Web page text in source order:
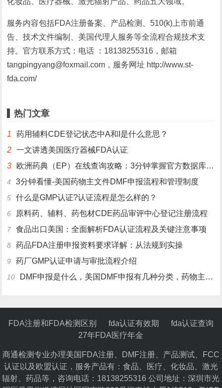
服务内容包括FDA注册备案、产品检测、510(k)上市前通
告、技术文件编制、美国代理人服务等全流程合规技术支
持。官方联系方式：电话 ：18138255316，邮箱
tangpingyang@foxmail.com，服务网址 http://www.st-
fda.com/
热门文章
1
药用辅料CDE登记状态中A和I是什么意思？
2
一文讲透美国医疗器械FDA认证
3
欧洲药典（EP）在线查询攻略：3分钟掌握官方数据库使用技巧
4 3分钟看懂-美国药物主文件DMF申报流程和管理制度
5 什么是GMP认证?认证流程是怎么样的？
6 原料药、辅料、药包材CDE药品审评中心登记注册流程
7 食品出口美国：全面解析FDA认证流程及关键注意事项
8 药品FDA注册申报资料要求详解：从法规到实操
9 药厂GMP认证申请与审批流程介绍
10 DMF申报是什么，美国DMF申报有几种分类，药物主文件备案流程介绍
FDA注册和FDA检测区别 fda认证有效期
fda认证查询
27年FDA医疗年金
商通检测专业办理美国FDA注册、DMF注册、产品测试、FCC
认证以及欧盟认证，服务产品有：食品、医疗、化妆品、激光
辐射、药品等，咨询电话：18138255316 公司地址：深圳市光